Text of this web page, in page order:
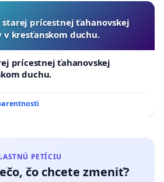
starej prícestnej ťahanovskej
v kresťanskom duchu.
prícestnej ťahanovskej
duchu.
PETÍCIU
čo chcete zmeniť?